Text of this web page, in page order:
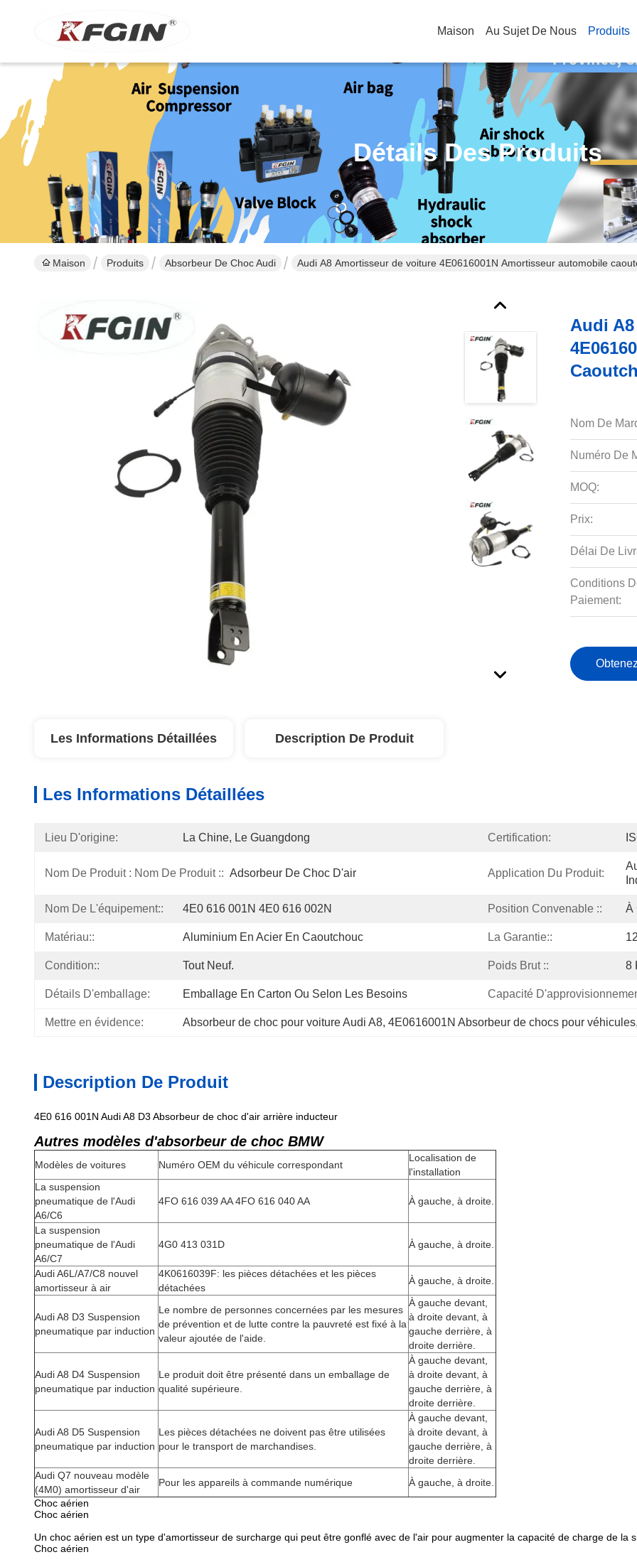
Maison Au Sujet De Nous Produits
Détails Des Produits
Maison Produits Absorbeur De Choc Audi Audi A8 Amortisseur de voiture 4E0616001N Amortisseur automobile
Audi
Nom De
Numéro De
MOQ:
Prix:
Délai De
Conditions
Paiement:
Les Informations Détaillées Description De Produit
Les Informations Détaillées
Lieu D'origine: La Chine, Le Guangdong Certification:
Nom De Produit : Nom De Produit :: Adsorbeur De Choc D'air Application Du Produit:
Nom De L'équipement:: 4E0 616 001N 4E0 616 002N Position Convenable :: À
Matériau:: Aluminium En Acier En Caoutchouc La Garantie::
Condition:: Tout Neuf. Poids Brut :: 8
Détails D'emballage: Emballage En Carton Ou Selon Les Besoins Capacité
Mettre en évidence: Absorbeur de choc pour voiture Audi A8, 4E0616001N Absorbeur de chocs pour véhicules,
Description De Produit
4E0 616 001N Audi A8 D3 Absorbeur de choc d'air arrière inducteur
Autres modèles d'absorbeur de choc BMW
Modèles de voitures Numéro OEM du véhicule correspondant
Localisation de
l'installation
La suspension
pneumatique de l'Audi
A6/C6
4FO 616 039 AA 4FO 616 040 AA À gauche, à droite.
La suspension
pneumatique de l'Audi
A6/C7
4G0 413 031D À gauche, à droite.
Audi A6L/A7/C8 nouvel
amortisseur à air
4K0616039F: les pièces détachées et les pièces
détachées
À gauche, à droite.
Audi A8 D3 Suspension
pneumatique par induction
Le nombre de personnes concernées par les mesures
de prévention et de lutte contre la pauvreté est fixé à la
valeur ajoutée de l'aide.
À gauche devant,
à droite devant, à
gauche derrière, à
droite derrière.
Audi A8 D4 Suspension
pneumatique par induction
Le produit doit être présenté dans un emballage de
qualité supérieure.
À gauche devant,
à droite devant, à
gauche derrière, à
droite derrière.
Audi A8 D5 Suspension
pneumatique par induction
Les pièces détachées ne doivent pas être utilisées
pour le transport de marchandises.
À gauche devant,
à droite devant, à
gauche derrière, à
droite derrière.
Audi Q7 nouveau modèle
(4M0) amortisseur d'air
Pour les appareils à commande numérique
À gauche, à droite.
Choc aérien
Choc aérien
Un choc aérien est un type d'amortisseur de surcharge qui peut être gonflé avec de l'air pour augmenter la capacité de charge de la
Choc aérien